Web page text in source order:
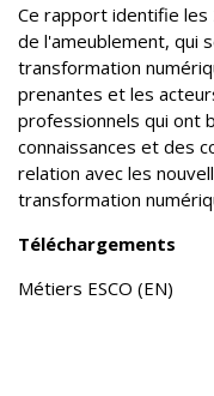
Ce rapport identifie les
de l'ameublement, qui
transformation
prenantes et les
professionnels qui ont
connaissances et des
relation avec les
transformation
Téléchargements
Métiers ESCO (EN)